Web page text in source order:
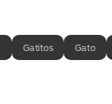
Gatitos Gato